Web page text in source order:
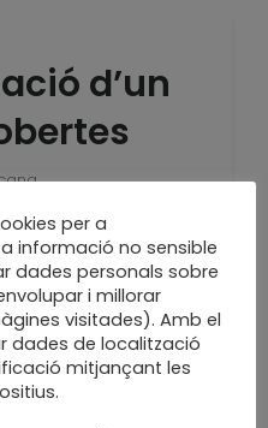
d’un
d’un
per a
informació no sensible
dades personals sobre
i millorar
visitades). Amb el
dades de localització
mitjançant les